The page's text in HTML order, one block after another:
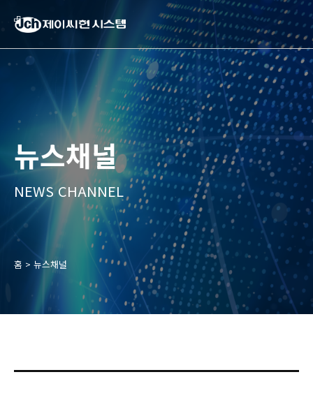
스
템
(주)
뉴스채널
NEWS CHANNEL
홈 > 뉴스채널